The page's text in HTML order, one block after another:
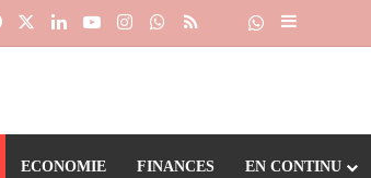
FacebookLinkedinYouTubeInstagramWhatsApp
RSS Dailymotion
Suivre laSidebar
ECONOMIE FINANCES EN CONTINU